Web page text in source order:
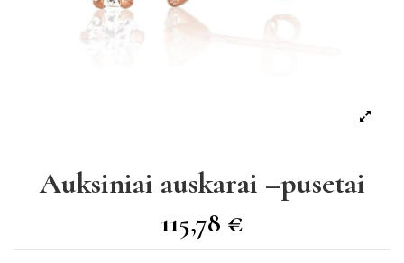
Auksiniai auskarai –pusetai
115,78 €